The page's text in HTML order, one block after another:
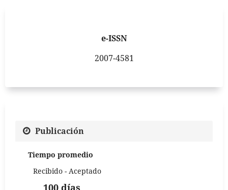
e-ISSN
2007-4581
Publicación
Tiempo promedio
Recibido - Aceptado